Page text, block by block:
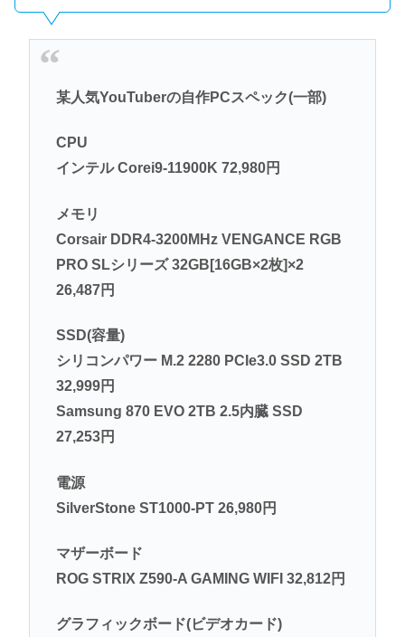
某人気YouTuberの自作PCスペック(一部)
CPU
インテル Corei9-11900K 72,980円
メモリ
Corsair DDR4-3200MHz VENGANCE RGB
PRO SLシリーズ 32GB[16GB×2枚]×2
26,487円
SSD(容量)
シリコンパワー M.2 2280 PCIe3.0 SSD 2TB
32,999円
Samsung 870 EVO 2TB 2.5内臓 SSD
27,253円
電源
SilverStone ST1000-PT 26,980円
マザーボード
ROG STRIX Z590-A GAMING WIFI 32,812円
グラフィックボード(ビデオカード)